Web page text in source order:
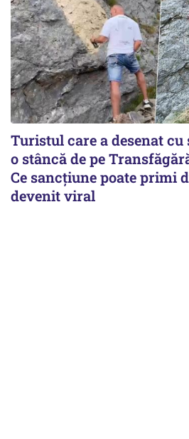
Turistul care a desenat
o stâncă de pe
Ce sancțiune poate primi
devenit viral